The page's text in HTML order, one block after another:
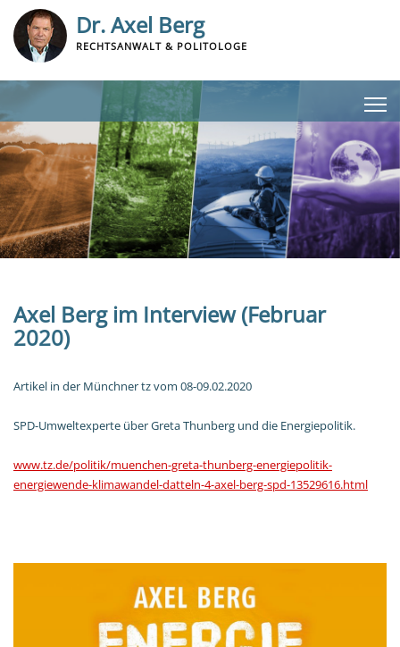
Dr. Axel Berg
RECHTSANWALT & POLITOLOGE
Axel Berg im Interview (Februar
2020)
Artikel in der Münchner tz vom 08-09.02.2020
SPD-Umweltexperte über Greta Thunberg und die Energiepolitik.
www.tz.de/politik/muenchen-greta-thunberg-energiepolitik-
energiewende-klimawandel-datteln-4-axel-berg-spd-13529616.html